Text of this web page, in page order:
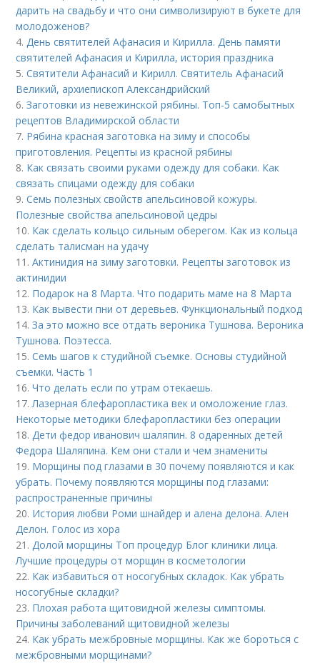
дарить на свадьбу и что они символизируют в букете для
молодоженов?
4.День святителей Афанасия и Кирилла. День памяти
святителей Афанасия и Кирилла, история праздника
5.Святители Афанасий и Кирилл. Святитель Афанасий
Великий, архиепископ Александрийский
6.Заготовки из невежинской рябины. Топ-5 самобытных
рецептов Владимирской области
7. Рябина красная заготовка на зиму и способы
приготовления. Рецепты из красной рябины
8. Как связать своими руками одежду для собаки. Как
связать спицами одежду для собаки
9.Семь полезных свойств апельсиновой кожуры.
Полезные свойства апельсиновой цедры
10. Как сделать кольцо сильным оберегом. Как из кольца
сделать талисман на удачу
11.Актинидия на зиму заготовки. Рецепты заготовок из
актинидии
12. Подарок на 8 Марта. Что подарить маме на 8 Марта
13. Как вывести пни от деревьев. Функциональный подход
14.За это можно все отдать вероника Тушнова. Вероника
Тушнова. Поэтесса.
15.Семь шагов к студийной съемке. Основы студийной
съемки. Часть 1
16.Что делать если по утрам отекаешь.
17.Лазерная блефаропластика век и омоложение глаз.
Некоторые методики блефаропластики без операции
18.Дети федор иванович шаляпин. 8 одаренных детей
Федора Шаляпина. Кем они стали и чем знамениты
19. Морщины под глазами в 30 почему появляются и как
убрать. Почему появляются морщины под глазами:
распространенные причины
20. История любви Роми шнайдер и алена делона. Ален
Делон. Голос из хора
21.Долой морщины Топ процедур Блог клиники лица.
Лучшие процедуры от морщин в косметологии
22. Как избавиться от носогубных складок. Как убрать
носогубные складки?
23. Плохая работа щитовидной железы симптомы.
Причины заболеваний щитовидной железы
24. Как убрать межбровные морщины. Как же бороться с
межбровными морщинами?